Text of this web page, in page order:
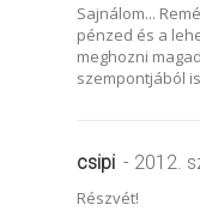
Sajnálom...
pénzed és a
meghozni
szempontjából
csipi - 2012.
Részvét!